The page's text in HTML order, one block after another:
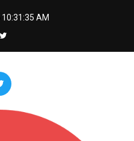
10:31:36 AM